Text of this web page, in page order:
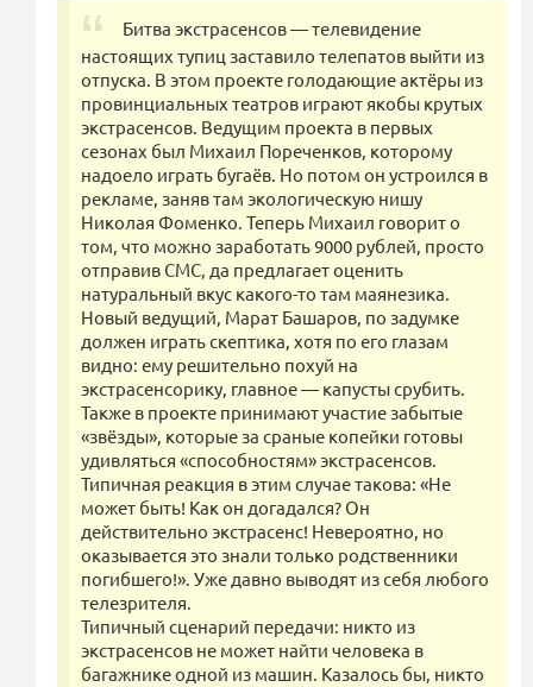
Битва экстрасенсов — телевидение
настоящих тупиц заставило телепатов выйти из
отпуска. В этом проекте голодающие актёры из
провинциальных театров играют якобы крутых
экстрасенсов. Ведущим проекта в первых
сезонах был Михаил Пореченков, которому
надоело играть бугаёв. Но потом он устроился в
рекламе, заняв там экологическую нишу
Николая Фоменко. Теперь Михаил говорит о
том, что можно заработать 9000 рублей, просто
отправив СМС, да предлагает оценить
натуральный вкус какого-то там маянезика.
Новый ведущий, Марат Башаров, по задумке
должен играть скептика, хотя по его глазам
видно: ему решительно похуй на
экстрасенсорику, главное — капусты срубить.
Также в проекте принимают участие забытые
«звёзды», которые за сраные копейки готовы
удивляться «способностям» экстрасенсов.
Типичная реакция в этим случае такова: «Не
может быть! Как он догадался? Он
действительно экстрасенс! Невероятно, но
оказывается это знали только родственники
погибшего!». Уже давно выводят из себя любого
телезрителя.
Типичный сценарий передачи: никто из
экстрасенсов не может найти человека в
багажнике одной из машин. Казалось бы, никто